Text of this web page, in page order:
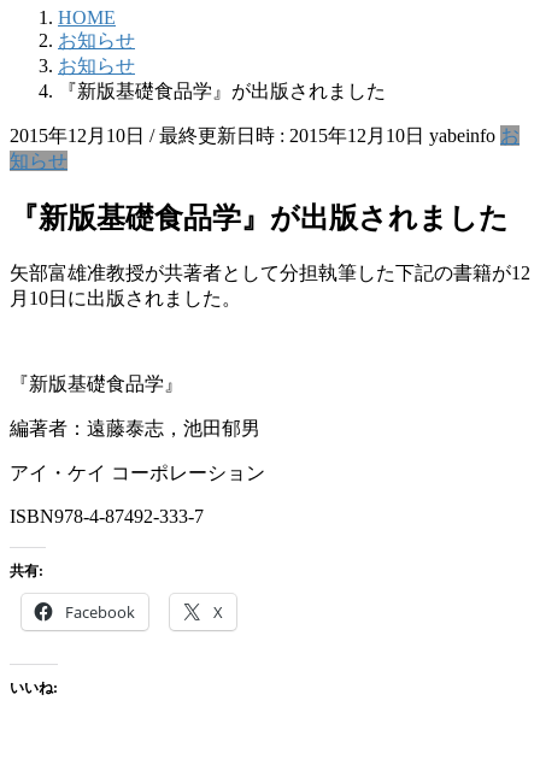
HOME
お知らせ
お知らせ
『新版基礎食品学』が出版されました
2015年12月10日 / 最終更新日時 : 2015年12月10日 yabeinfo お
知らせ
『新版基礎食品学』が出版されました
矢部富雄准教授が共著者として分担執筆した下記の書籍が12
月10日に出版されました。
『新版基礎食品学』
編著者：遠藤泰志，池田郁男
アイ・ケイ コーポレーション
ISBN978-4-87492-333-7
共有:
Facebook X
いいね: